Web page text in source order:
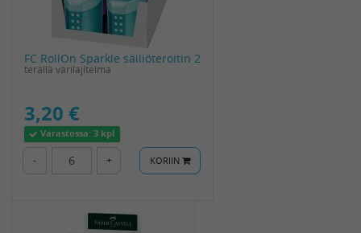
FC RollOn Sparkle säiliöteroitin 2
terällä värilajitelma
3,20 €
Varastossa:3 kpl
- + KORIIN